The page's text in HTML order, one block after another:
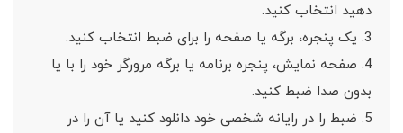
دهید انتخاب کنید.
3. یک پنجره، برگه یا صفحه را برای ضبط انتخاب کنید.
4. صفحه نمایش، پنجره برنامه یا برگه مرورگر خود را با یا
بدون صدا ضبط کنید.
5. ضبط را در رایانه شخصی خود دانلود کنید یا آن را در